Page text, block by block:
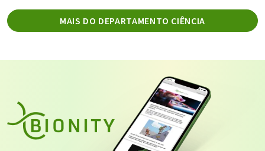
MAIS DO DEPARTAMENTO CIÊNCIA